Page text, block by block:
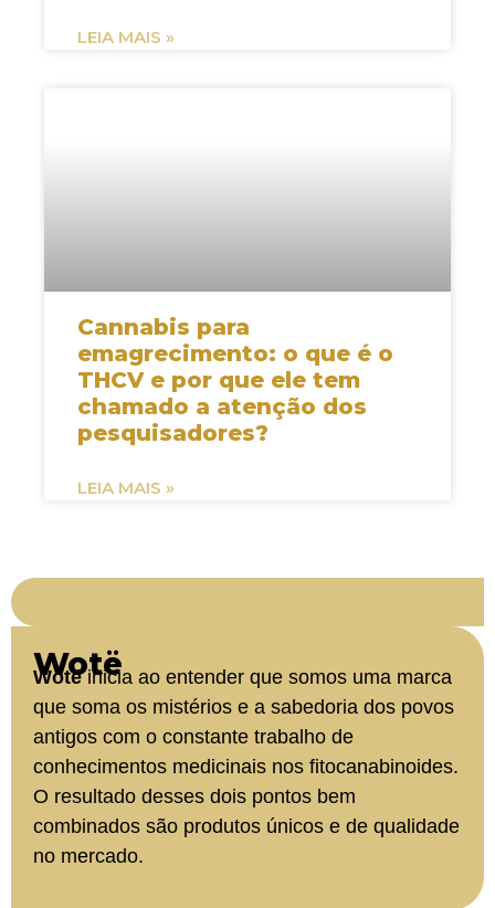
LEIA MAIS »
Cannabis para
emagrecimento: o que é o
THCV e por que ele tem
chamado a atenção dos
pesquisadores?
LEIA MAIS »
Wotë
Wotëinicia ao entender que somos uma marca
que soma os mistérios e a sabedoria dos povos
antigos com o constante trabalho de
conhecimentos medicinais nos fitocanabinoides.
O resultado desses dois pontos bem
combinados são produtos únicos e de qualidade
no mercado.